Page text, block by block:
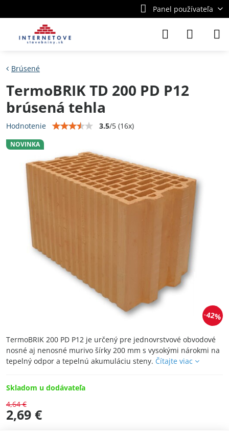
Panel používateľa
NOVINKA
42%
Brúsené
TermoBRIK TD 200 PD P12
brúsená tehla
Hodnotenie 3.5/5 (16x)
TermoBRIK 200 PD P12 je určený pre jednovrstvové obvodové
nosné aj nenosné murivo šírky 200 mm s vysokými nárokmi na
tepelný odpor a tepelnú akumuláciu steny. Čítajte viac
Skladom u dodávateľa
4,64 €
2,69 €